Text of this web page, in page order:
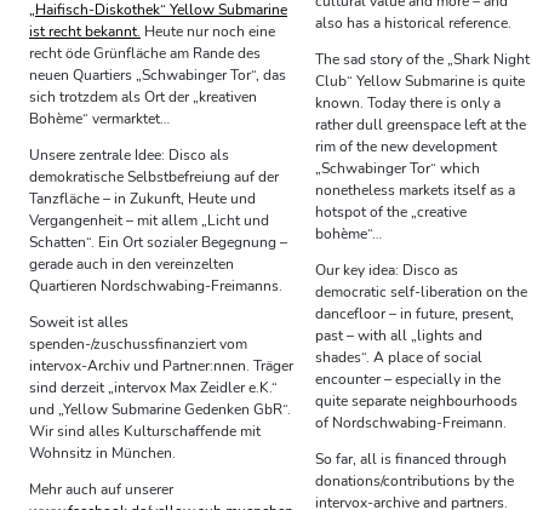
„Haifisch-Diskothek“ Yellow Submarine
ist recht bekannt. Heute nur noch eine
recht öde Grünfläche am Rande des
neuen Quartiers „Schwabinger Tor“, das
sich trotzdem als Ort der „kreativen
Bohème“ vermarktet…
Unsere zentrale Idee: Disco als
demokratische Selbstbefreiung auf der
Tanzfläche – in Zukunft, Heute und
Vergangenheit – mit allem „Licht und
Schatten“. Ein Ort sozialer Begegnung –
gerade auch in den vereinzelten
Quartieren Nordschwabing-Freimanns.
Soweit ist alles
spenden-/zuschussfinanziert vom
intervox-Archiv und Partner:nnen. Träger
sind derzeit „intervox Max Zeidler e.K.“
und „Yellow Submarine Gedenken GbR“.
Wir sind alles Kulturschaffende mit
Wohnsitz in München.
Mehr auch auf unserer
also has a historical reference.
The sad story of the „Shark Night
Club“ Yellow Submarine is quite
known. Today there is only a
rather dull greenspace left at the
rim of the new development
„Schwabinger Tor“ which
nonetheless markets itself as a
hotspot of the „creative
bohème“…
Our key idea: Disco as
democratic self-liberation on the
dancefloor – in future, present,
past – with all „lights and
shades“. A place of social
encounter – especially in the
quite separate neighbourhoods
of Nordschwabing-Freimann.
So far, all is financed through
donations/contributions by the
intervox-archive and partners.